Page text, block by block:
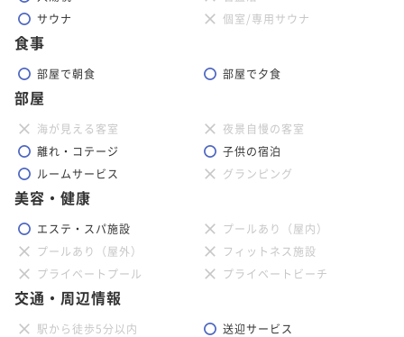
サウナ
個室/専用サウナ
食事
部屋で朝食 部屋で夕食
部屋
海が見える客室
夜景自慢の客室
離れ・コテージ
子供の宿泊
ルームサービス
グランピング
美容・健康
エステ・スパ施設
プールあり（屋内）
プールあり（屋外）
フィットネス施設
プライベートプール
プライベートビーチ
交通・周辺情報
駅から徒歩5分以内
送迎サービス